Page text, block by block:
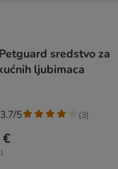
sredstvo za
ljubimaca
€
l
5 (3)